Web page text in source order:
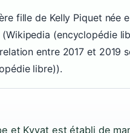
fille de Kelly Piquet née
(Wikipedia (encyclopédie
entre 2017 et 2019
libre)).
et Kvyat est établi de